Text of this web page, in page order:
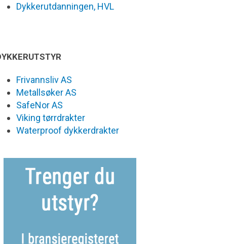
Dykkerutdanningen, HVL
Frivannsliv AS
Metallsøker AS
SafeNor AS
Viking tørrdrakter
Waterproof dykkerdrakter